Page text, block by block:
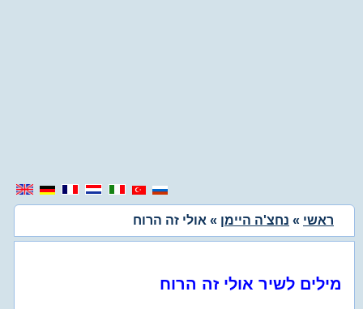
ראשי » נחצ'ה היימן » אולי זה הרוח
מילים לשיר אולי זה הרוח